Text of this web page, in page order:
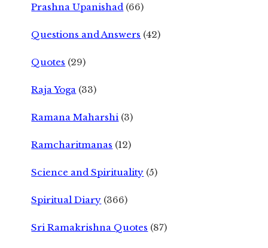
Prashna Upanishad (66)
Questions and Answers (42)
Quotes (29)
Raja Yoga (33)
Ramana Maharshi (3)
Ramcharitmanas (12)
Science and Spirituality (5)
Spiritual Diary (366)
Sri Ramakrishna Quotes (87)